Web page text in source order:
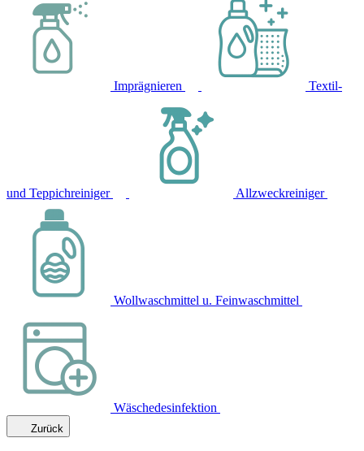
Imprägnieren Textil-
und Teppichreiniger Allzweckreiniger
Wollwaschmittel u. Feinwaschmittel
Wäschedesinfektion
Zurück